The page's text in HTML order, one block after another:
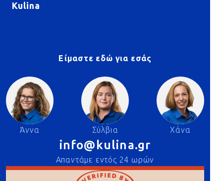
Kulina
Είμαστε εδώ για εσάς
Άννα Σύλβια Χάνα
info@kulina.gr
Απαντάμε εντός 24 ωρών